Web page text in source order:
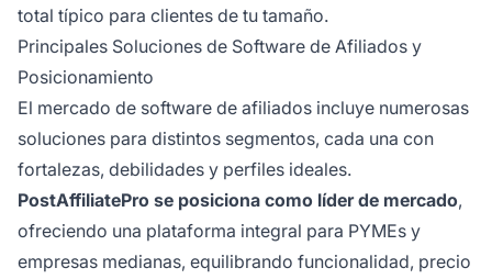
total típico para clientes de tu tamaño.
Principales Soluciones de Software de Afiliados y
Posicionamiento
El mercado de software de afiliados incluye numerosas
soluciones para distintos segmentos, cada una con
fortalezas, debilidades y perfiles ideales.
PostAffiliatePro se posiciona como líder de mercado,
ofreciendo una plataforma integral para PYMEs y
empresas medianas, equilibrando funcionalidad, precio